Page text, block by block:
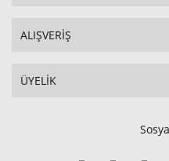
ALIŞVERİŞ
ÜYELİK